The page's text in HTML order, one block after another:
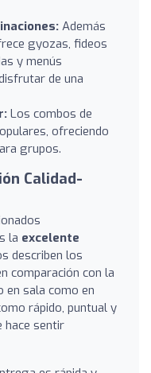
Además
gyozas, fideos
y menús
de una
Los combos de
ofreciendo
grupos.
Calidad-
la excelente
describen los
comparación con la
en sala como en
rápido, puntual y
hace sentir